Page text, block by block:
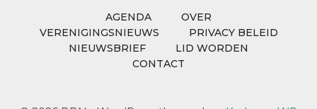
AGENDA
OVER
VERENIGINGSNIEUWS
PRIVACY BELEID
NIEUWSBRIEF
LID WORDEN
CONTACT